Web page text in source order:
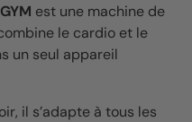
est une machine de
le cardio et le
un seul appareil
il s’adapte à tous les